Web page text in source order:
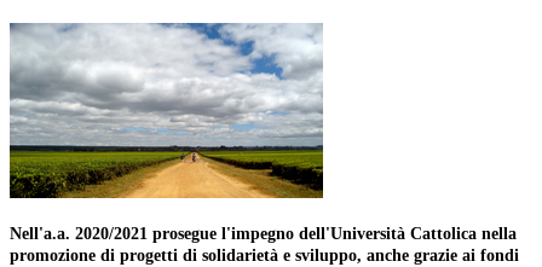
Nell'a.a. 2020/2021 prosegue l'impegno dell'Università Cattolica nella
promozione di progetti di solidarietà e sviluppo, anche grazie ai fondi